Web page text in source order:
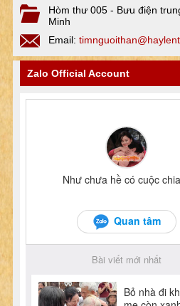
Hòm thư 005 - Bưu điện
Minh
Email:
Zalo Official Account